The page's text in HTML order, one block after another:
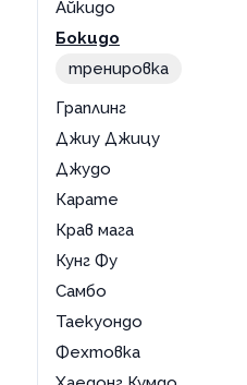
тренировка
Айкидо
айкидо за възрастни
Бокидо
тренировка
Граплинг
тренировка
Джиу Джицу
джиу джицу за деца
тренировка
Джудо
тренировка
Карате
карате за възрастни
карате за деца
Крав мага
тренировка
Кунг Фу
кунг фу за деца
Самбо
бойно самбо
Таекуондо
таекуондо за деца
Фехтовка